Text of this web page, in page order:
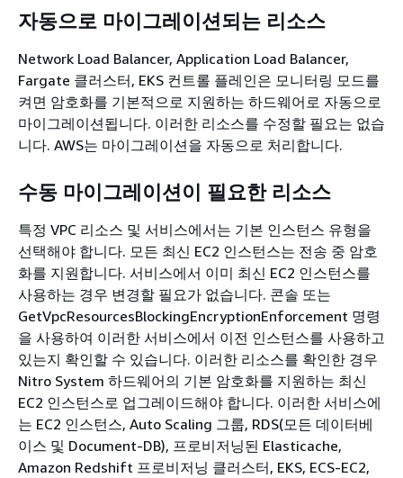
자동으로 마이그레이션되는 리소스
Network Load Balancer, Application Load Balancer,
Fargate 클러스터, EKS 컨트롤 플레인은 모니터링 모드를
켜면 암호화를 기본적으로 지원하는 하드웨어로 자동으로
마이그레이션됩니다. 이러한 리소스를 수정할 필요는 없습
니다. AWS는 마이그레이션을 자동으로 처리합니다.
수동 마이그레이션이 필요한 리소스
특정 VPC 리소스 및 서비스에서는 기본 인스턴스 유형을
선택해야 합니다. 모든 최신 EC2 인스턴스는 전송 중 암호
화를 지원합니다. 서비스에서 이미 최신 EC2 인스턴스를
사용하는 경우 변경할 필요가 없습니다. 콘솔 또는
GetVpcResourcesBlockingEncryptionEnforcement 명령
을 사용하여 이러한 서비스에서 이전 인스턴스를 사용하고
있는지 확인할 수 있습니다. 이러한 리소스를 확인한 경우
Nitro System 하드웨어의 기본 암호화를 지원하는 최신
EC2 인스턴스로 업그레이드해야 합니다. 이러한 서비스에
는 EC2 인스턴스, Auto Scaling 그룹, RDS(모든 데이터베
이스 및 Document-DB), 프로비저닝된 Elasticache,
Amazon Redshift 프로비저닝 클러스터, EKS, ECS-EC2,